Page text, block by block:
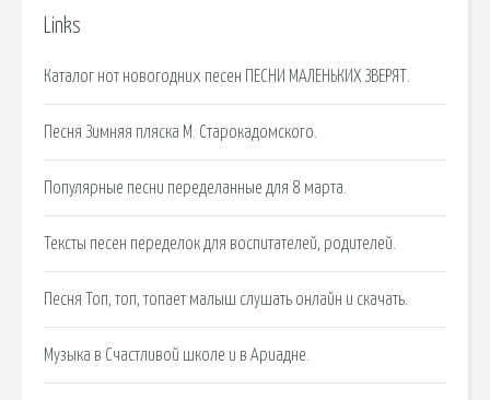
Links
Каталог нот новогодних песен ПЕСНИ МАЛЕНЬКИХ ЗВЕРЯТ.
Песня Зимняя пляска М. Старокадомского.
Популярные песни переделанные для 8 марта.
Тексты песен переделок для воспитателей, родителей.
Песня Топ, топ, топает малыш слушать онлайн и скачать.
Музыка в Счастливой школе и в Ариадне.